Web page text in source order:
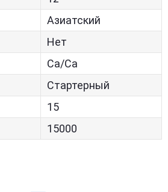
Азиатский
Нет
Са/Са
Стартерный
15
15000